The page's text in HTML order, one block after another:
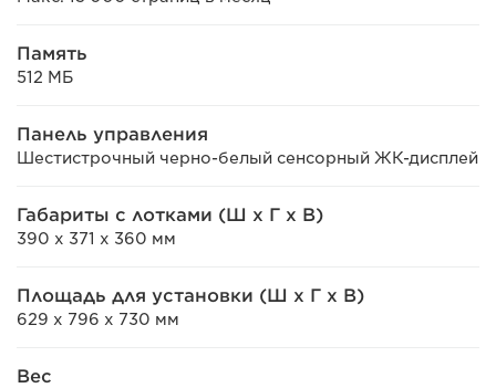
Память
512 МБ
Панель управления
Шестистрочный черно-белый сенсорный ЖК-дисплей
Габариты с лотками (Ш x Г x В)
390 x 371 x 360 мм
Площадь для установки (Ш x Г x В)
629 x 796 x 730 мм
Вес